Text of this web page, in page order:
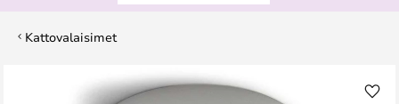
Kattovalaisimet